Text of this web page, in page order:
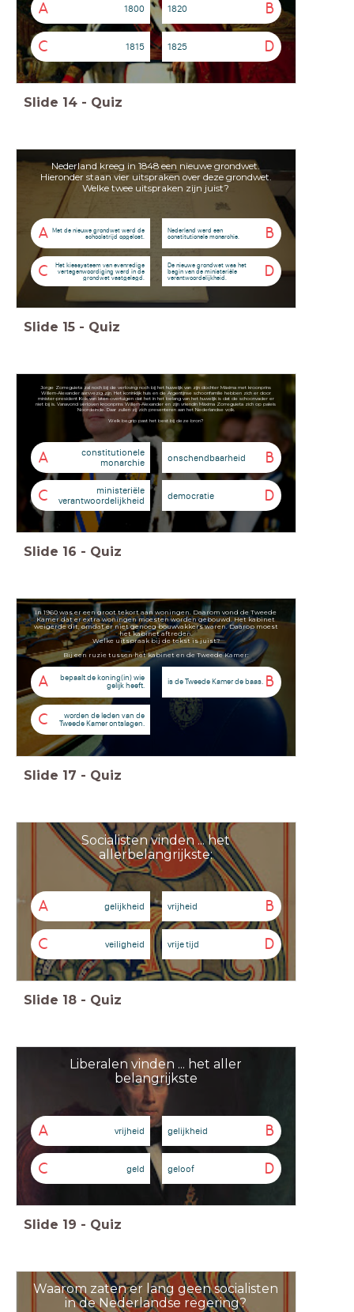
A 1800 B
1820
C 1815 D
1825
Slide 14 - Quiz
Nederland kreeg in 1848 een nieuwe grondwet.
Hieronder staan vier uitspraken over deze grondwet.
Welke twee uitspraken zijn juist?
A Met de nieuwe grondwet werd de
schoolstrijd opgelost.
B
Nederland werd een
constitutionele monarchie.
C
Het kiessysteem van evenredige
vertegenwoordiging werd in de
grondwet vastgelegd.
D
De nieuwe grondwet was het
begin van de ministeriële
verantwoordelijkheid.
Slide 15 - Quiz
Jorge Zorreguieta zal noch bij de verloving noch bij het huwelijk van zijn dochter Máxima met kroonprins
Willem-Alexander aanwezig zijn. Het koninklijk huis en de Argentijnse schoonfamilie hebben zich er door
minister-president Kok van laten overtuigen dat het in het belang van het huwelijk is dat de schoonvader er
niet bij is. Vanavond verloven kroonprins Willem-Alexander en zijn vriendin Máxima Zorreguieta zich op paleis
Noordeinde. Daar zullen zij zich presenteren aan het Nederlandse volk.
Welk begrip past het best bij deze bron?
A
constitutionele
monarchie
B
onschendbaarheid
C
ministeriële
verantwoordelijkheid
D
democratie
Slide 16 - Quiz
In 1960 was er een groot tekort aan woningen. Daarom vond de Tweede
Kamer dat er extra woningen moesten worden gebouwd. Het kabinet
weigerde dit, omdat er niet genoeg bouwvakkers waren. Daarop moest
het kabinet aftreden.
Welke uitspraak bij de tekst is juist?
Bij een ruzie tussen het kabinet en de Tweede Kamer:
A
bepaalt de koning(in) wie
gelijk heeft.
B
is de Tweede Kamer de baas.
C
worden de leden van de
Tweede Kamer ontslagen.
Slide 17 - Quiz
Socialisten vinden ... het
allerbelangrijkste:
A gelijkheid B
vrijheid
C veiligheid D
vrije tijd
Slide 18 - Quiz
Liberalen vinden ... het aller
belangrijkste
A vrijheid B
gelijkheid
C geld D
geloof
Slide 19 - Quiz
Waarom zaten er lang geen socialisten
in de Nederlandse regering?